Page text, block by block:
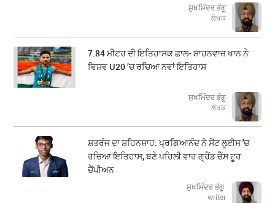
ਸੁਖਮਿੰਦਰ ਭੰਗੂ
ਲੇਖਕ
7.84 ਮੀਟਰ ਦੀ ਇਤਿਹਾਸਕ ਛਾਲ- ਸ਼ਾਹਨਵਾਜ਼ ਖਾਨ ਨੇ
ਵਿਸ਼ਵ U20 ’ਚ ਰਚਿਆ ਨਵਾਂ ਇਤਿਹਾਸ
ਸੁਖਮਿੰਦਰ ਭੰਗੂ
ਲੇਖਕ
ਸ਼ਤਰੰਜ ਦਾ ਸ਼ਹਿਨਸ਼ਾਹ: ਪ੍ਰਗਿਆਨੰਦ ਨੇ ਸੇਂਟ ਲੂਈਸ 'ਚ
ਰਚਿਆ ਇਤਿਹਾਸ, ਬਣੇ ਪਹਿਲੀ ਵਾਰ ਗ੍ਰੈਂਡ ਚੈੱਸ ਟੂਰ
ਚੈਂਪੀਅਨ
ਸੁਖਮਿੰਦਰ ਭੰਗੂ
writer